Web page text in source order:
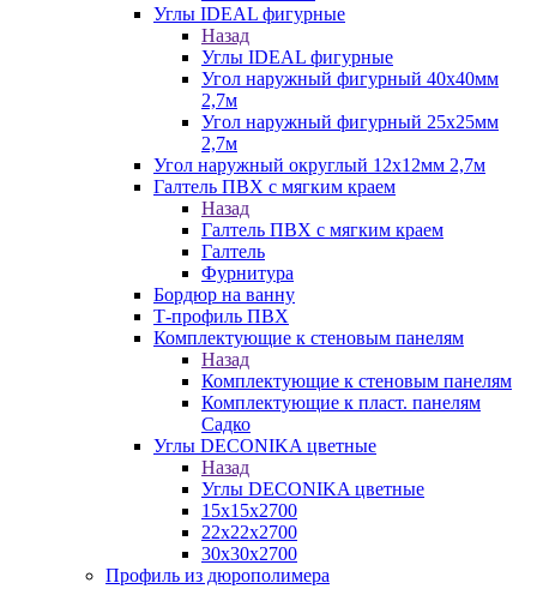
Углы IDEAL фигурные
Назад
Углы IDEAL фигурные
Угол наружный фигурный 40х40мм
2,7м
Угол наружный фигурный 25х25мм
2,7м
Угол наружный округлый 12х12мм 2,7м
Галтель ПВХ с мягким краем
Назад
Галтель ПВХ с мягким краем
Галтель
Фурнитура
Бордюр на ванну
Т-профиль ПВХ
Комплектующие к стеновым панелям
Назад
Комплектующие к стеновым панелям
Комплектующие к пласт. панелям
Садко
Углы DECONIKA цветные
Назад
Углы DECONIKA цветные
15х15х2700
22х22х2700
30х30х2700
Профиль из дюрополимера